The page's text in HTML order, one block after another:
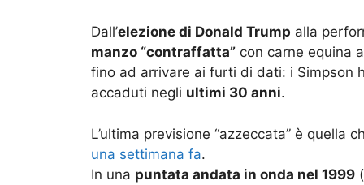
Dall’elezione di Donald Trump alla
manzo “contraffatta” con carne equina
fino ad arrivare ai furti di dati: i Simpson
accaduti negli ultimi 30 anni.
L’ultima previsione “azzeccata” è quella
una settimana fa.
In una puntata andata in onda nel 1999